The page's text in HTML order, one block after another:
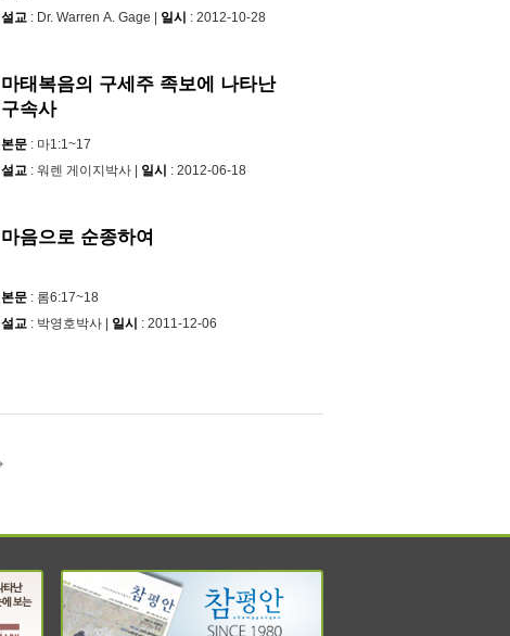
설교 : Dr. Warren A. Gage | 일시 : 2012-10-28
마태복음의 구세주 족보에 나타난
구속사
본문 : 마1:1~17
설교 : 워렌 게이지박사 | 일시 : 2012-06-18
마음으로 순종하여
본문 : 롬6:17~18
설교 : 박영호박사 | 일시 : 2011-12-06